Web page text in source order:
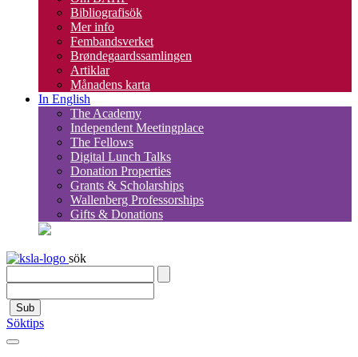
Bibliografisök
Mer info
Fembandsverket
Brøndegaardssamlingen
Artiklar
Månadens karta
In English
The Academy
Independent Meetingplace
The Fellows
Digital Lunch Talks
Donation Properties
Grants & Scholarships
Wallenberg Professorships
Gifts & Donations
sök
Sub
Söktips